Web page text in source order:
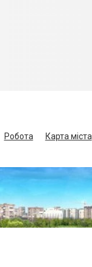
Робота
Карта міста